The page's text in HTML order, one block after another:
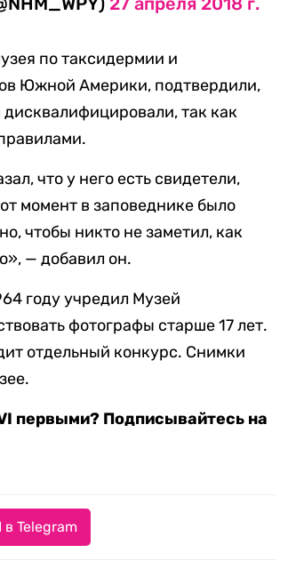
по таксидермии и
Южной Америки, подтвердили,
так как
что у него есть свидетели,
момент в заповеднике было
чтобы никто не заметил, как
— добавил он.
году учредил Музей
фотографы старше 17 лет.
отдельный конкурс. Снимки
первыми? Подписывайтесь на
Telegram